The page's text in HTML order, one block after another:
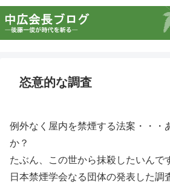
恣意的な調査
例外なく屋内を禁煙する法案・・・
か？
たぶん、この世から抹殺したいんで
日本禁煙学会なる団体の発表した調